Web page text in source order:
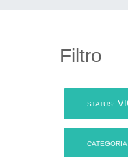
Filtro
STATUS:
CATEGORIA: